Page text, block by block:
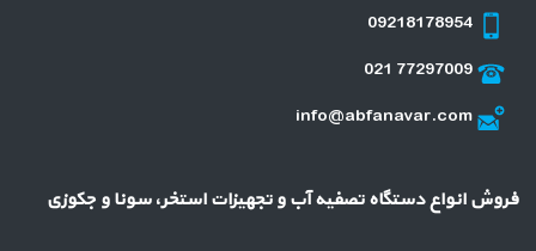
09218178954
021 77297009
info@abfanavar.com
فروش انواع دستگاه تصفیه آب و تجهیزات استخر، سونا و جکوزی